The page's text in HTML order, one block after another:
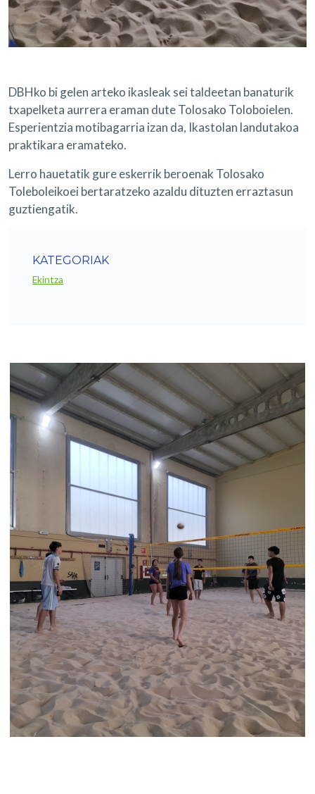
DBHko bi gelen arteko ikasleak sei taldeetan banaturik
txapelketa aurrera eraman dute Tolosako Toloboielen.
Esperientzia motibagarria izan da, Ikastolan landutakoa
praktikara eramateko.
Lerro hauetatik gure eskerrik beroenak Tolosako
Toleboleikoei bertaratzeko azaldu dituzten erraztasun
guztiengatik.
KATEGORIAK
Ekintza